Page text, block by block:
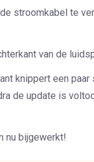
stroomkabel te
van de
knippert een
de update is
nu bijgewerkt!